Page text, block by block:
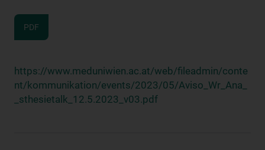
PDF
https://www.meduniwien.ac.at/web/fileadmin/conte
nt/kommunikation/events/2023/05/Aviso_Wr_Ana_
_sthesietalk_12.5.2023_v03.pdf